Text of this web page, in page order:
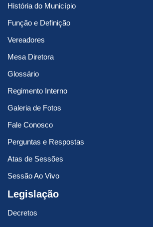
História do Município
Função e Definição
Vereadores
Mesa Diretora
Glossário
Regimento Interno
Galeria de Fotos
Fale Conosco
Perguntas e Respostas
Atas de Sessões
Sessão Ao Vivo
Legislação
Decretos